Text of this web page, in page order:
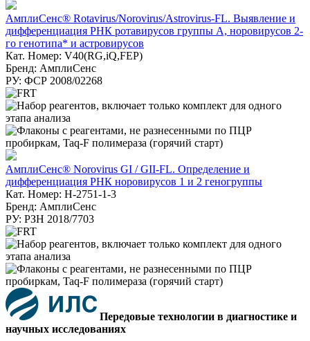
АмплиСенс® Rotavirus/Norovirus/Astrovirus-FL. Выявление и
дифференциация РНК ротавирусов группы А, норовирусов 2-
го генотипа* и астровирусов
Кат. Номер: V40(RG,iQ,FEP)
Бренд: АмплиСенс
РУ: ФСР 2008/02268
АмплиСенс® Norovirus GI / GII-FL. Определение и
дифференциация РНК норовирусов 1 и 2 геногруппы
Кат. Номер: H-2751-1-3
Бренд: АмплиСенс
РУ: РЗН 2018/7703
Передовые технологии в диагностике и
научных исследованиях